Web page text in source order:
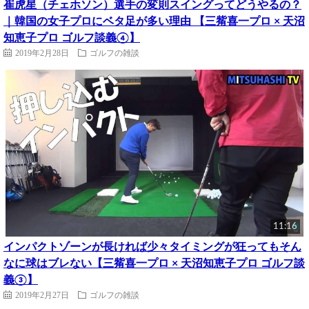
崔虎星（チェホソン）選手の変則スイングってどうやるの？
｜韓国の女子プロにベタ足が多い理由 【三觜喜一プロ × 天沼
知恵子プロ ゴルフ談義④】
2019年2月28日 ゴルフの雑談
11:16
インパクトゾーンが長ければ少々タイミングが狂ってもそん
なに球はブレない【三觜喜一プロ × 天沼知恵子プロ ゴルフ談
義③】
2019年2月27日 ゴルフの雑談